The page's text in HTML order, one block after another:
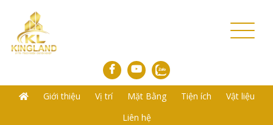
Toggle
Giới thiệu Vị trí Mặt Bằng Tiện ích
Vật liệu
Liên hệ